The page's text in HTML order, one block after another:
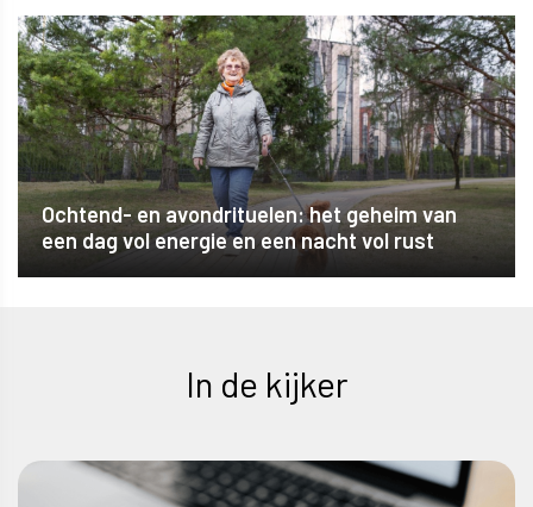
Ochtend- en avondrituelen: het geheim van
een dag vol energie en een nacht vol rust
In de kijker